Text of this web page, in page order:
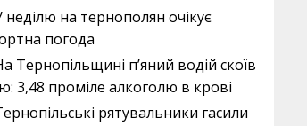
неділю на тернополян очікує
погода
Тернопільщині п’яний водій скоїв
3,48 проміле алкоголю в крові
рятувальники гасили